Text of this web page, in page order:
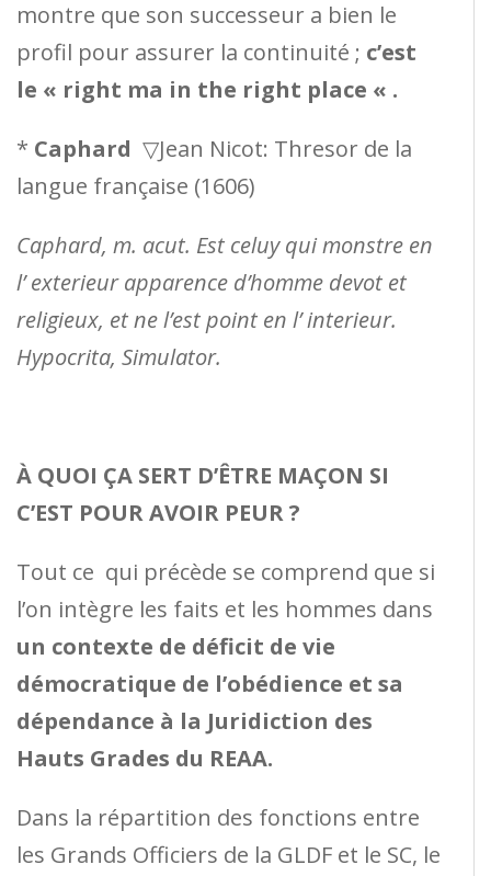
montre que son successeur a bien le
profil pour assurer la continuité ; c’est
le « right ma in the right place « .
* Caphard ▽Jean Nicot: Thresor de la
langue française (1606)
Caphard, m. acut. Est celuy qui monstre en
l’ exterieur apparence d’homme devot et
religieux, et ne l’est point en l’ interieur.
Hypocrita, Simulator.
À QUOI ÇA SERT D’ÊTRE MAÇON SI
C’EST POUR AVOIR PEUR ?
Tout ce qui précède se comprend que si
l’on intègre les faits et les hommes dans
un contexte de déficit de vie
démocratique de l’obédience et sa
dépendance à la Juridiction des
Hauts Grades du REAA.
Dans la répartition des fonctions entre
les Grands Officiers de la GLDF et le SC, le